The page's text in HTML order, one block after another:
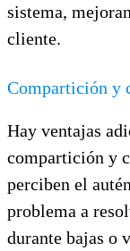
sistema,
cliente.
Compartición y
Hay ventajas
compartición y
perciben el
problema a
durante bajas o